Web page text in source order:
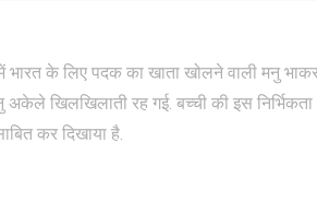
के लिए पदक का खाता खोलने वाली मनु
खिलखिलाती रह गई. बच्ची की इस
कर दिखाया है.